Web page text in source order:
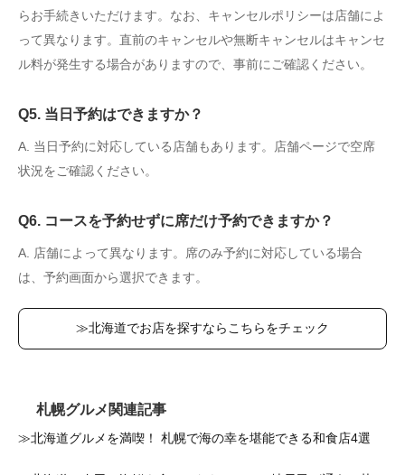
らお手続きいただけます。なお、キャンセルポリシーは店舗によ
って異なります。直前のキャンセルや無断キャンセルはキャンセ
ル料が発生する場合がありますので、事前にご確認ください。
Q5. 当日予約はできますか？
A. 当日予約に対応している店舗もあります。店舗ページで空席
状況をご確認ください。
Q6. コースを予約せずに席だけ予約できますか？
A. 店舗によって異なります。席のみ予約に対応している場合
は、予約画面から選択できます。
≫北海道でお店を探すならこちらをチェック
札幌グルメ関連記事
≫北海道グルメを満喫！ 札幌で海の幸を堪能できる和食店4選